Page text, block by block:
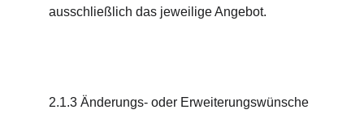
ausschließlich das jeweilige Angebot.
2.1.3 Änderungs- oder Erweiterungswünsche